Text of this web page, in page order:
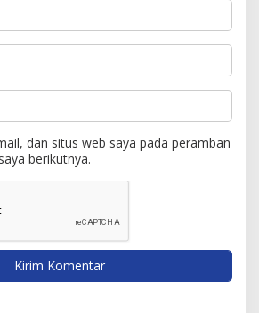
dan situs web saya pada peramban
berikutnya.